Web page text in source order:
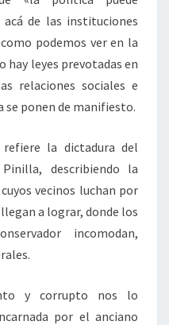
de las instituciones
podemos ver en la
hay leyes prevotadas en
relaciones sociales e
se ponen de manifiesto.
la dictadura del
describiendo la
vecinos luchan por
a lograr, donde los
incomodan,
y corrupto nos lo
por el anciano